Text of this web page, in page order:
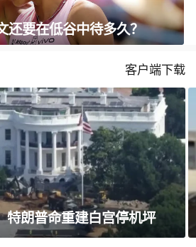
还要在低谷中待多久？
客户端下载
沙南北，恐永久分割加沙